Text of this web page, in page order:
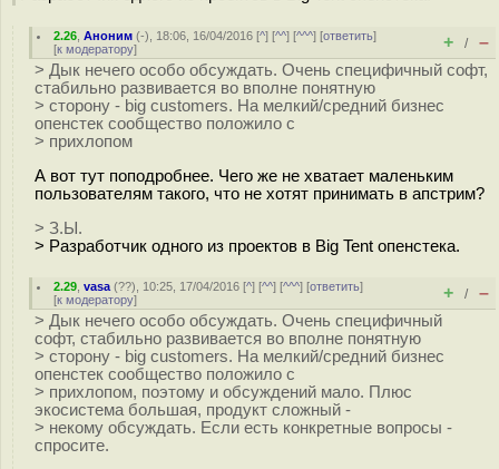
2.26 ,Аноним (-), 18:06, 16/04/2016 [^] [^^] [^^^] [ответить]
[к модератору] + / –
> Дык нечего особо обсуждать. Очень специфичный софт,
стабильно развивается во вполне понятную
> сторону - big customers. На мелкий/средний бизнес
опенстек сообщество положило с
> прихлопом
А вот тут поподробнее. Чего же не хватает маленьким
пользователям такого, что не хотят принимать в апстрим?
> З.Ы.
> Разработчик одного из проектов в Big Tent опенстека.
2.29 ,vasa (??), 10:25, 17/04/2016 [^] [^^] [^^^] [ответить]
[к модератору] + / –
> Дык нечего особо обсуждать. Очень специфичный
софт, стабильно развивается во вполне понятную
> сторону - big customers. На мелкий/средний бизнес
опенстек сообщество положило с
> прихлопом, поэтому и обсуждений мало. Плюс
экосистема большая, продукт сложный -
> некому обсуждать. Если есть конкретные вопросы -
спросите.